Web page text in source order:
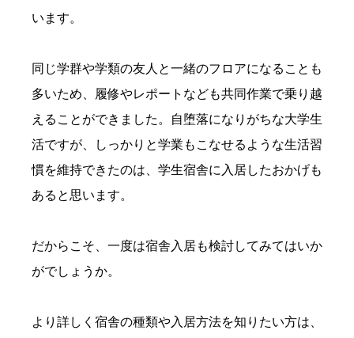
います。
同じ学群や学類の友人と一緒のフロアになることも
多いため、履修やレポートなども共同作業で乗り越
えることができました。自堕落になりがちな大学生
活ですが、しっかりと学業もこなせるような生活習
慣を維持できたのは、学生宿舎に入居したおかげも
あると思います。
だからこそ、一度は宿舎入居も検討してみてはいか
がでしょうか。
より詳しく宿舎の種類や入居方法を知りたい方は、